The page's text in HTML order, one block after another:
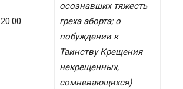
20.00
осознавших тяжесть
греха аборта; о
побуждении к
Таинству Крещения
некрещенных,
сомневающихся)